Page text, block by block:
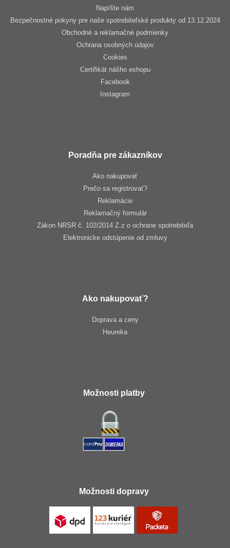
Napíšte nám
Bezpečnostné pokyny pre naše spotrebiteľské produkty od 13.12.2024
Obchodné a reklamačné podmienky
Ochrana osobných údajov
Cookies
Certifikát nášho eshopu
Facebook
Instagram
Poradňa pre zákazníkov
Ako nakupovať
Prečo sa registrovať?
Reklamácie
Reklamačný formulár
Zákon NRSR č. 102/2014 Z.z o ochrane spotrebiteľa
Elektronicke odstúpenie od zmluvy
Ako nakupovať?
Doprava a ceny
Heureka
Možnosti platby
Možnosti dopravy